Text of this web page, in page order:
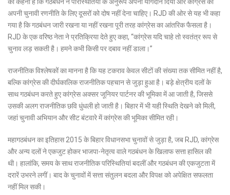
अपनी चुनावी रणनीति के लिए दूसरों को दोष नहीं देना चाहिए। RJD की ओर से यह भी कहा
गया है कि गठबंधन जारी रखना या नहीं रखना पूरी तरह कांग्रेस का आंतरिक फैसला है।
RJD के एक वरिष्ठ नेता ने प्रतिक्रिया देते हुए कहा, “कांग्रेस यदि चाहे तो स्वतंत्र रूप से
चुनाव लड़ सकती है। हमने कभी किसी पर दबाव नहीं डाला।”
राजनीतिक विश्लेषकों का मानना है कि यह टकराव केवल सीटों की संख्या तक सीमित नहीं है,
बल्कि कांग्रेस की दीर्घकालिक राजनीतिक पहचान से जुड़ा हुआ है। बड़े क्षेत्रीय दलों के
साथ गठबंधन करते हुए कांग्रेस अक्सर जूनियर पार्टनर की भूमिका में आ जाती है, जिससे
उसकी अलग राजनीतिक छवि धुंधली हो जाती है। बिहार में भी यही स्थिति देखने को मिली,
जहां चुनावी अभियान और सीट बंटवारे में कांग्रेस की भूमिका सीमित रही।
महागठबंधन का इतिहास 2015 के बिहार विधानसभा चुनावों से जुड़ा है, जब RJD, कांग्रेस
और अन्य दलों ने एकजुट होकर भाजपा-नेतृत्व वाले गठबंधन के खिलाफ सत्ता हासिल की
थी। हालांकि, समय के साथ राजनीतिक परिस्थितियां बदलीं और गठबंधन की एकजुटता में
दरारें उभरने लगीं। बाद के चुनावों में सत्ता संतुलन बदला और विपक्ष को अपेक्षित सफलता
नहीं मिल सकी।